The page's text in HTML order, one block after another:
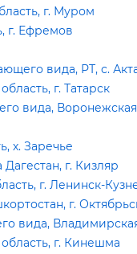
г. Муром
г. Ефремо
вида, РТ, с.
г. Татарск
вида, Воронежская
х. Заречье
г. Кизляр
г. Ленинск-
г.
Владимирская
г. Кинешма